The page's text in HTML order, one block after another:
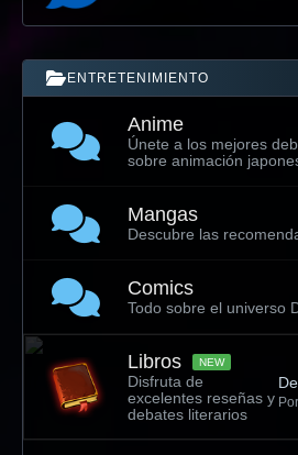
ENTRETENIMIENTO
Anime
Únete a los mejores
sobre animación
Mangas
Descubre las
Comics
Todo sobre el universo
Libros NEW
Disfruta de
excelentes reseñas y
debates literarios